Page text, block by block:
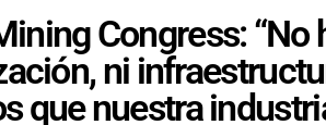
Congress:
ni
que nuestra